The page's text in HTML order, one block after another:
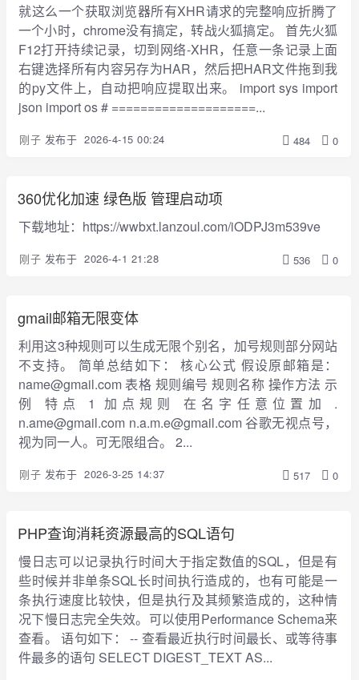
就这么一个获取浏览器所有XHR请求的完整响应折腾了
一个小时，chrome没有搞定，转战火狐搞定。 首先火狐
F12打开持续记录，切到网络-XHR，任意一条记录上面
右键选择所有内容另存为HAR，然后把HAR文件拖到我
的py文件上，自动把响应提取出来。 import sys import
json import os # ====================...
刚子 发布于 2026-4-15 00:24 484 0
360优化加速 绿色版 管理启动项
下载地址：https://wwbxt.lanzoul.com/iODPJ3m539ve
刚子 发布于 2026-4-1 21:28 536 0
gmail邮箱无限变体
利用这3种规则可以生成无限个别名，加号规则部分网站
不支持。 简单总结如下： 核心公式 假设原邮箱是：
name@gmail.com 表格 规则编号 规则名称 操作方法 示
例 特点 1 加点规则 在名字任意位置加 .
n.ame@gmail.com n.a.m.e@gmail.com 谷歌无视点号，
视为同一人。可无限组合。 2...
刚子 发布于 2026-3-25 14:37 517 0
PHP查询消耗资源最高的SQL语句
慢日志可以记录执行时间大于指定数值的SQL，但是有
些时候并非单条SQL长时间执行造成的，也有可能是一
条执行速度比较快，但是执行及其频繁造成的，这种情
况下慢日志完全失效。可以使用Performance Schema来
查看。 语句如下： -- 查看最近执行时间最长、或等待事
件最多的语句 SELECT DIGEST_TEXT AS...